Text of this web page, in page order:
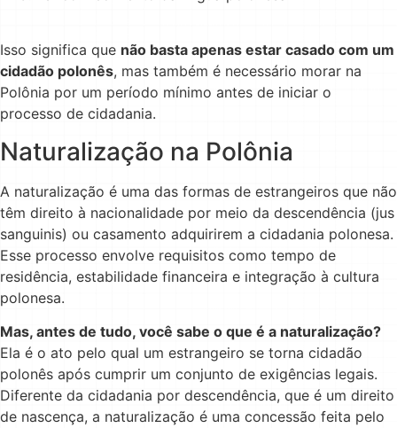
Isso significa que não basta apenas estar casado com um
cidadão polonês, mas também é necessário morar na
Polônia por um período mínimo antes de iniciar o
processo de cidadania.
Naturalização na Polônia
A naturalização é uma das formas de estrangeiros que não
têm direito à nacionalidade por meio da descendência (jus
sanguinis) ou casamento adquirirem a cidadania polonesa.
Esse processo envolve requisitos como tempo de
residência, estabilidade financeira e integração à cultura
polonesa.
Mas, antes de tudo, você sabe o que é a naturalização?
Ela é o ato pelo qual um estrangeiro se torna cidadão
polonês após cumprir um conjunto de exigências legais.
Diferente da cidadania por descendência, que é um direito
de nascença, a naturalização é uma concessão feita pelo